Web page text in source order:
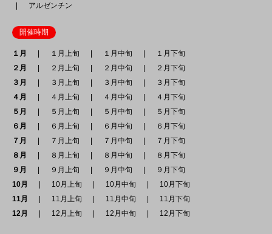
アルゼンチン
開催時期
１月 １月上旬 １月中旬
１月下旬
２月
２月上旬 ２月中旬
２月下旬
３月
３月上旬 ３月中旬
３月下旬
４月
４月上旬 ４月中旬
４月下旬
５月
５月上旬 ５月中旬
５月下旬
６月
６月上旬 ６月中旬
６月下旬
７月
７月上旬 ７月中旬
７月下旬
８月
８月上旬 ８月中旬
８月下旬
９月
９月上旬 ９月中旬
９月下旬
10月
10月上旬 10月中旬
10月下旬
11月
11月上旬 11月中旬
11月下旬
12月
12月上旬 12月中旬 12月下旬